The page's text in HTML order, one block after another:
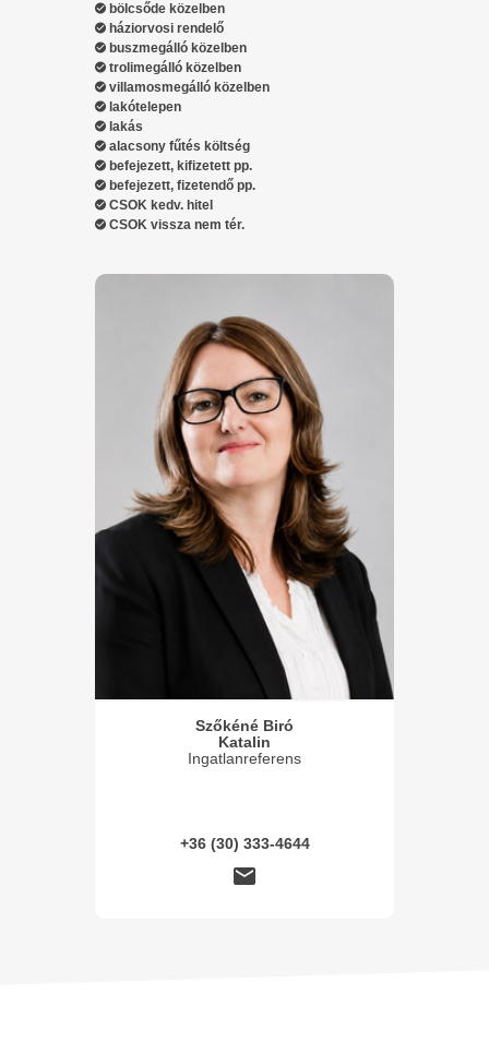
bölcsőde közelben
háziorvosi rendelő
buszmegálló közelben
trolimegálló közelben
villamosmegálló közelben
lakótelepen
lakás
alacsony fűtés költség
befejezett, kifizetett pp.
befejezett, fizetendő pp.
CSOK kedv. hitel
CSOK vissza nem tér.
Szőkéné Biró
Katalin
Ingatlanreferens
+36 (30) 333-4644